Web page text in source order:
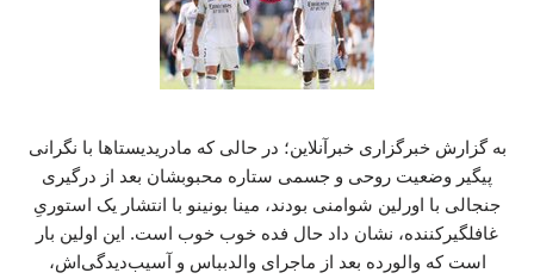
به گزارش خبرگزاری خبرآنلاین؛ در حالی که مادریدیستاها با نگرانی
پیگیر وضعیت روحی و جسمی ستاره محبوبشان بعد از درگیری
جنجالی با اورلین شوامنی بودند، مینا بونینو با انتشار یک استوریِ
غافلگیرکننده، نشان داد حال فده خوب خوب است. این اولین بار
است که والورده بعد از ماجرای والدبباس و آسیب‌دیدگی‌اش،